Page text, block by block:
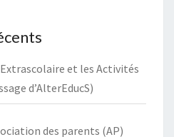
Extrascolaire et les Activités
d’AlterEducS)
des parents (AP)